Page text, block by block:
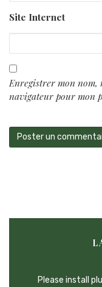
Site Internet
Enregistrer mon nom,
navigateur pour mon
Please install